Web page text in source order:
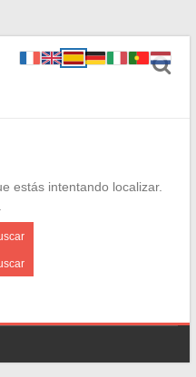
estás intentando localizar.